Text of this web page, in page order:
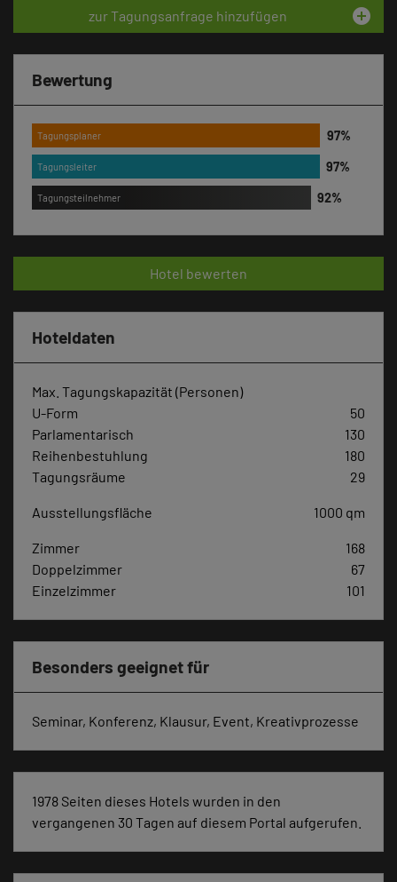
zur Tagungsanfrage hinzufügen add_circle
Bewertung
Tagungsplaner
Tagungsleiter
Tagungsteilnehmer
Hotel bewerten
Hoteldaten
Max. Tagungskapazität (Personen)
U-Form
50
Parlamentarisch
130
Reihenbestuhlung
180
Tagungsräume
29
Ausstellungsfläche 1000 qm
Zimmer
168
Doppelzimmer
67
Einzelzimmer
101
Besonders geeignet für
Seminar, Konferenz, Klausur, Event, Kreativprozesse
1978 Seiten dieses Hotels wurden in den
vergangenen 30 Tagen auf diesem Portal aufgerufen.